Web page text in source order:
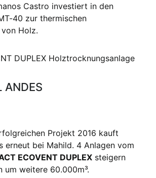
Castro investiert in den
40 zur thermischen
Holz.
ANDES
Projekt 2016 kauft
erneut bei Mahild. 4 Anlagen vom
ECOVENT DUPLEX steigern
um weitere 60.000m³.